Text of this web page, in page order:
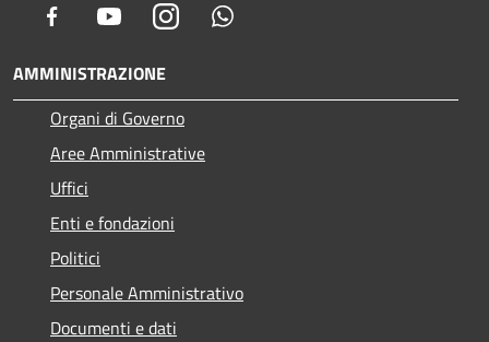
Facebook YoutubeInstagram
AMMINISTRAZIONE
Organi di Governo
Aree Amministrative
Uffici
Enti e fondazioni
Politici
Personale Amministrativo
Documenti e dati